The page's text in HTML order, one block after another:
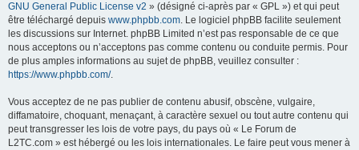
GNU General Public License v2 » (désigné ci-après par « GPL ») et qui peut
être téléchargé depuis www.phpbb.com. Le logiciel phpBB facilite seulement
les discussions sur Internet. phpBB Limited n’est pas responsable de ce que
nous acceptons ou n’acceptons pas comme contenu ou conduite permis. Pour
de plus amples informations au sujet de phpBB, veuillez consulter :
https://www.phpbb.com/.
Vous acceptez de ne pas publier de contenu abusif, obscène, vulgaire,
diffamatoire, choquant, menaçant, à caractère sexuel ou tout autre contenu qui
peut transgresser les lois de votre pays, du pays où « Le Forum de
L2TC.com » est hébergé ou les lois internationales. Le faire peut vous mener à